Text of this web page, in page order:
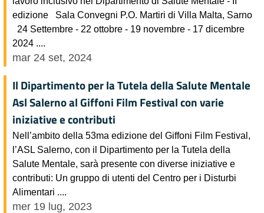
edizione Sala Convegni P.O. Martiri di Villa Malta, Sarno
24 Settembre - 22 ottobre - 19 novembre - 17 dicembre
2024 ....
mar 24 set, 2024
Il Dipartimento per la Tutela della Salute Mentale
Asl Salerno al Giffoni Film Festival con varie
iniziative e contributi
Nell’ambito della 53ma edizione del Giffoni Film Festival,
l’ASL Salerno, con il Dipartimento per la Tutela della
Salute Mentale, sarà presente con diverse iniziative e
contributi: Un gruppo di utenti del Centro per i Disturbi
Alimentari ....
mer 19 lug, 2023